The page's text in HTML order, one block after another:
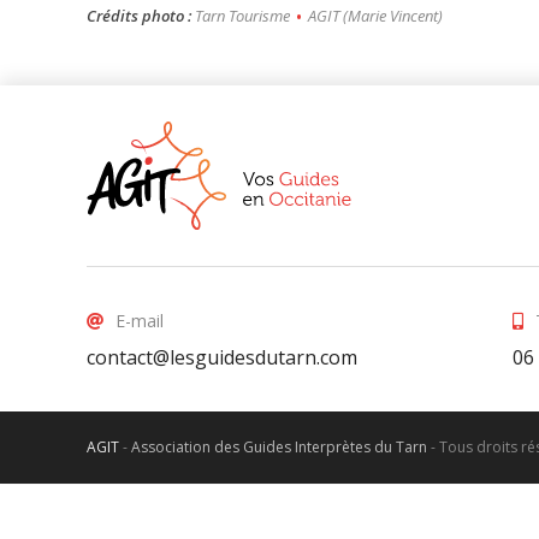
Crédits photo : Tarn Tourisme • AGIT (Marie Vincent)
E-mail
contact@lesguidesdutarn.com 06
AGIT-Association des Guides Interprètes du Tarn -Tous droits